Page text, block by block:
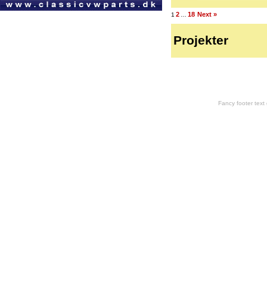
1 2 18 Next »
Projekter
Fancy footer